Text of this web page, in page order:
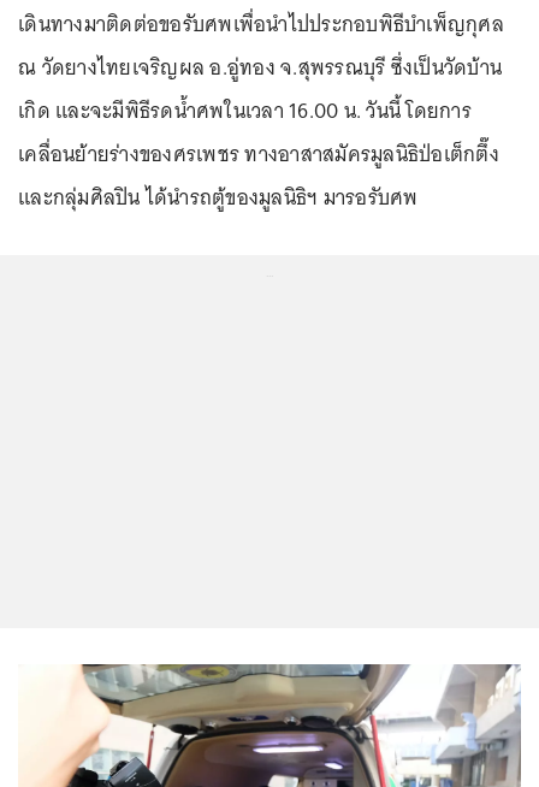
เดินทางมาติดต่อขอรับศพเพื่อนำไปประกอบพิธีบำเพ็ญกุศล
ณ วัดยางไทยเจริญผล อ.อู่ทอง จ.สุพรรณบุรี ซึ่งเป็นวัดบ้าน
เกิด และจะมีพิธีรดน้ำศพในเวลา 16.00 น. วันนี้ โดยการ
เคลื่อนย้ายร่างของศรเพชร ทางอาสาสมัครมูลนิธิป่อเต็กตึ๊ง
และกลุ่มศิลปิน ได้นำรถตู้ของมูลนิธิฯ มารอรับศพ